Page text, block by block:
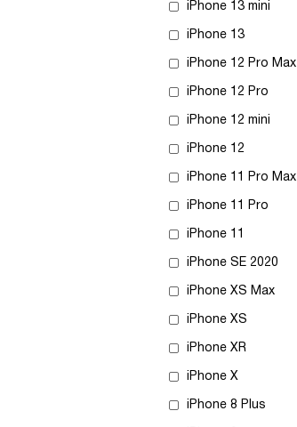
iPhone 13 mini
iPhone 13
iPhone 12 Pro Max
iPhone 12 Pro
iPhone 12 mini
iPhone 12
iPhone 11 Pro Max
iPhone 11 Pro
iPhone 11
iPhone SE 2020
iPhone XS Max
iPhone XS
iPhone XR
iPhone X
iPhone 8 Plus